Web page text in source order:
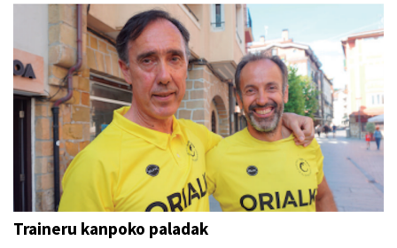
Traineru kanpoko paladak